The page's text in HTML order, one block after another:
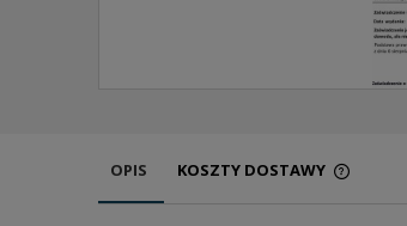
OPIS KOSZTY DOSTAWY